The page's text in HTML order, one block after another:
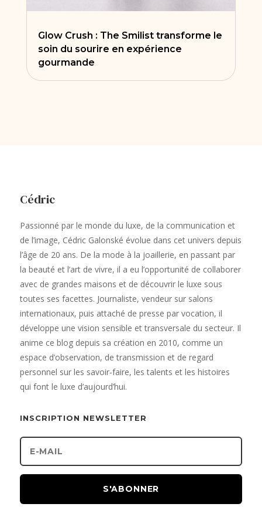
Glow Crush : The Smilist transforme le
soin du sourire en expérience
gourmande
Cédric
Passionné par le monde du luxe, de la communication et
de l’image, Cédric Galonské évolue dans cet univers depuis
l’âge de 20 ans. De la mode à la joaillerie, en passant par
la beauté et l’art de vivre, il a eu l’opportunité de collaborer
avec de grandes maisons et de découvrir le luxe sous
toutes ses facettes. Journaliste, vendeur sur salons
internationaux, puis attaché de presse par vocation, il
développe une vision sensible et transversale du secteur. Il
anime ce blog depuis sa création en 2010, comme un
espace d’observation, de transmission et de regard
personnel sur les savoir-faire, les talents et les histoires
qui font le luxe d’aujourd’hui.
INSCRIPTION NEWSLETTER
S'ABONNER